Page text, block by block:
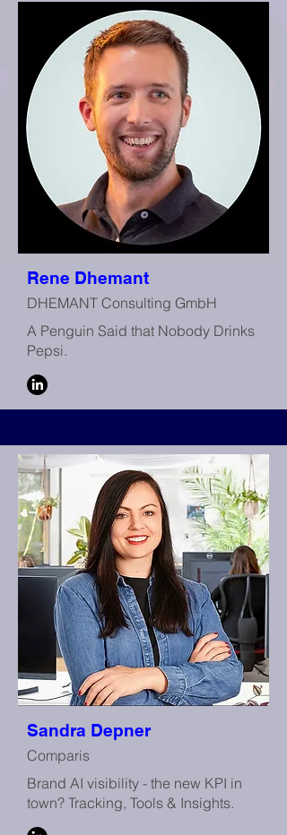
Rene Dhemant
DHEMANT Consulting GmbH
A Penguin Said that Nobody Drinks
Pepsi.
Sandra Depner
Comparis
Brand AI visibility - the new KPI in
town? Tracking, Tools & Insights.